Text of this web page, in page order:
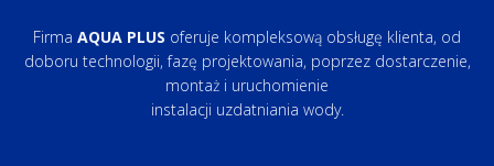
Firma AQUA PLUS oferuje kompleksową obsługę klienta, od
doboru technologii, fazę projektowania, poprzez dostarczenie,
montaż i uruchomienie
instalacji uzdatniania wody.